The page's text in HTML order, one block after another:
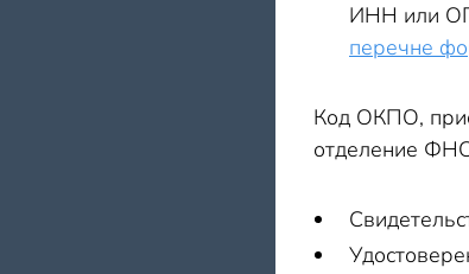
ИНН или
перечне
Код ОКПО,
отделение